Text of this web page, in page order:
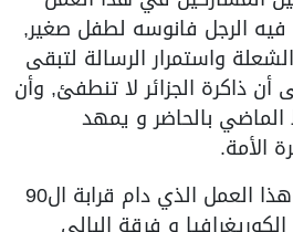
الرجل فانوسه لطفل صغير,
واستمرار الرسالة لتبقى
ذاكرة الجزائر لا تنطفئ, وأن
بالحاضر و يمهد
الأمة.
و قد ساهم في إنتاج هذا العمل الذي دام قرابة ال90